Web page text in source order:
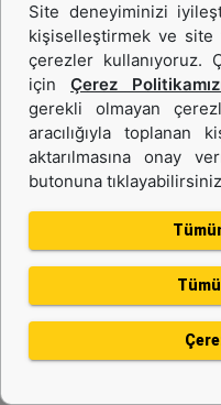
Bağlantılı Tırnaklar ile
Genişlik :
74.1 inç - 1883 mm
Kapasite :
0.48 yd³ - 0.37 m³
Ağırlık :
Detay
Site deneyiminizi
kişiselleştirmek ve site
çerezler kullanıyoruz.
için Çerez
gerekli olmayan
aracılığıyla toplanan
aktarılmasına onay
butonuna